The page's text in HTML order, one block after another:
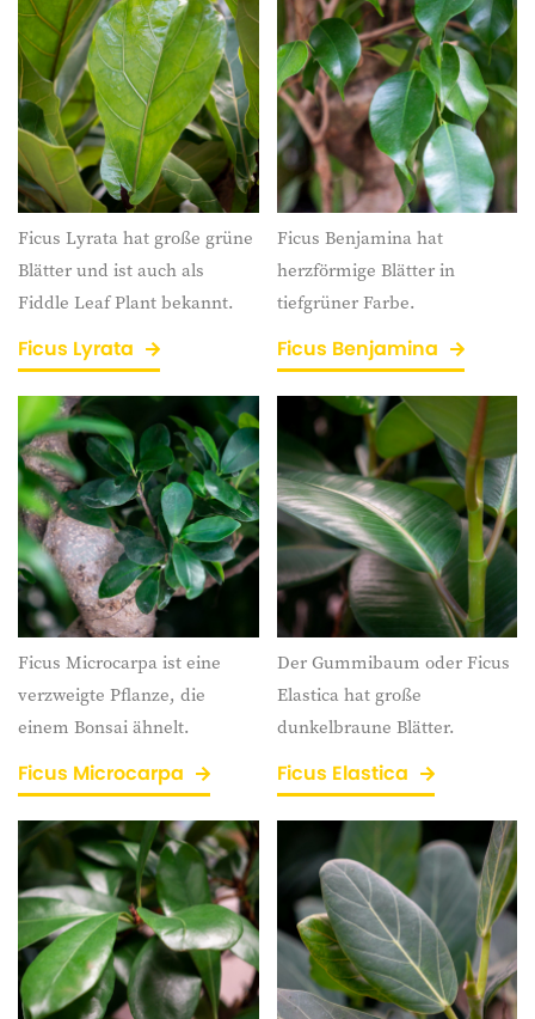
Ficus Lyrata hat große grüne
Blätter und ist auch als
Fiddle Leaf Plant bekannt.
Ficus Lyrata
Ficus Benjamina hat
herzförmige Blätter in
tiefgrüner Farbe.
Ficus Benjamina
Ficus Microcarpa ist eine
verzweigte Pflanze, die
einem Bonsai ähnelt.
Ficus Microcarpa
Der Gummibaum oder Ficus
Elastica hat große
dunkelbraune Blätter.
Ficus Elastica